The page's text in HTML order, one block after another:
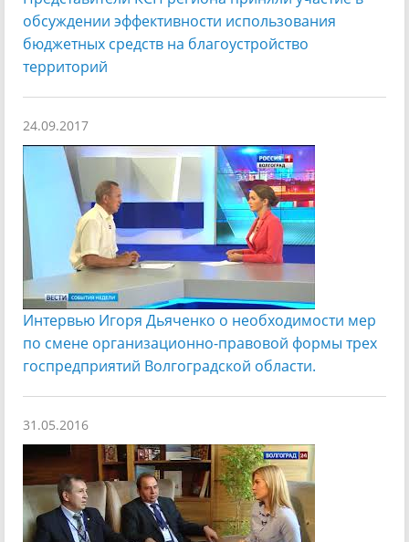
обсуждении эффективности использования
бюджетных средств на благоустройство
территорий
24.09.2017
Интервью Игоря Дьяченко о необходимости мер
по смене организационно-правовой формы трех
госпредприятий Волгоградской области.
31.05.2016